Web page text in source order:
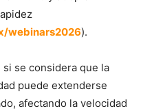
webinars2026).
se considera que la
puede extenderse
afectando la velocidad